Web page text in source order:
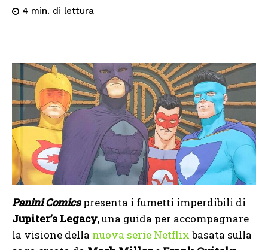
4 min. di lettura
Panini Comicspresenta i fumetti imperdibili di
Jupiter’s Legacy, una guida per accompagnare
la visione della nuova serie Netflixbasata sulla